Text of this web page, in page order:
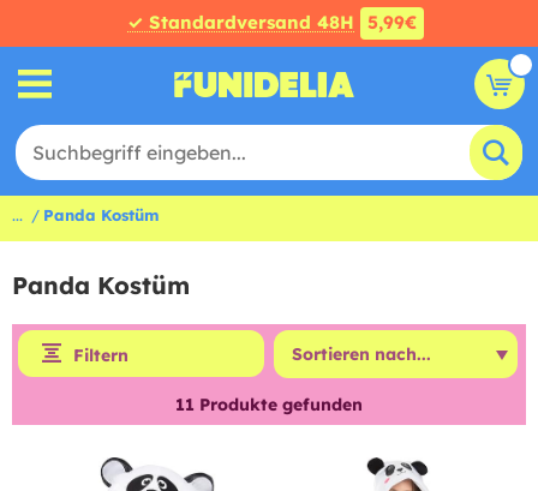
✓ Standardversand 48H 5,99€
... Panda Kostüm
Panda Kostüm
Filtern
11 Produkte gefunden